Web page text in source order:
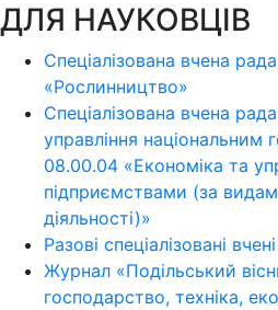
ДЛЯ НАУКОВЦІВ
Спеціалізована вчена
«Рослинництво»
Спеціалізована вчена
управління національним
08.00.04 «Економіка та
підприємствами (за
діяльності)»
Разові спеціалізовані
Журнал «Подільський
господарство, техніка,